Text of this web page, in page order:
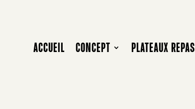
ACCUEIL CONCEPT PLATEAUX REPAS